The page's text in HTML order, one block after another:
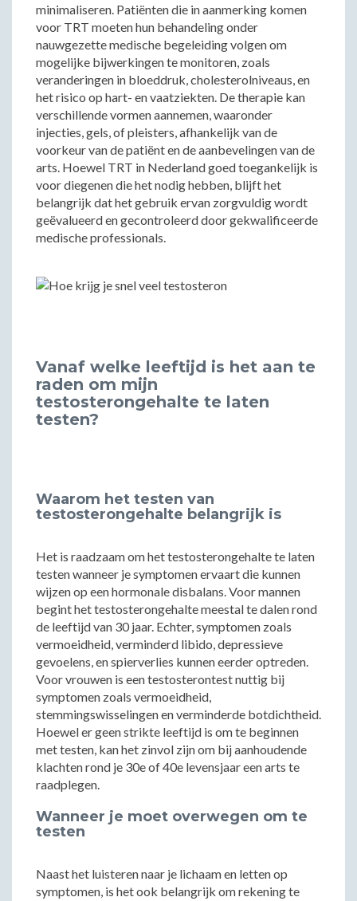
minimaliseren. Patiënten die in aanmerking komen
voor TRT moeten hun behandeling onder
nauwgezette medische begeleiding volgen om
mogelijke bijwerkingen te monitoren, zoals
veranderingen in bloeddruk, cholesterolniveaus, en
het risico op hart- en vaatziekten. De therapie kan
verschillende vormen aannemen, waaronder
injecties, gels, of pleisters, afhankelijk van de
voorkeur van de patiënt en de aanbevelingen van de
arts. Hoewel TRT in Nederland goed toegankelijk is
voor diegenen die het nodig hebben, blijft het
belangrijk dat het gebruik ervan zorgvuldig wordt
geëvalueerd en gecontroleerd door gekwalificeerde
medische professionals.
Vanaf welke leeftijd is het aan te
raden om mijn
testosterongehalte te laten
testen?
Waarom het testen van
testosterongehalte belangrijk is
Het is raadzaam om het testosterongehalte te laten
testen wanneer je symptomen ervaart die kunnen
wijzen op een hormonale disbalans. Voor mannen
begint het testosterongehalte meestal te dalen rond
de leeftijd van 30 jaar. Echter, symptomen zoals
vermoeidheid, verminderd libido, depressieve
gevoelens, en spierverlies kunnen eerder optreden.
Voor vrouwen is een testosterontest nuttig bij
symptomen zoals vermoeidheid,
stemmingswisselingen en verminderde botdichtheid.
Hoewel er geen strikte leeftijd is om te beginnen
met testen, kan het zinvol zijn om bij aanhoudende
klachten rond je 30e of 40e levensjaar een arts te
raadplegen.
Wanneer je moet overwegen om te
testen
Naast het luisteren naar je lichaam en letten op
symptomen, is het ook belangrijk om rekening te